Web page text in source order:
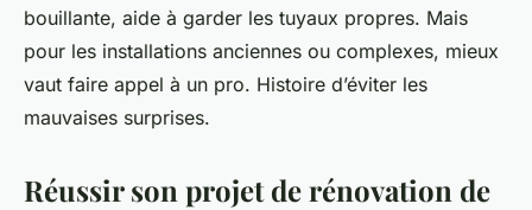
bouillante, aide à garder les tuyaux propres. Mais
pour les installations anciennes ou complexes, mieux
vaut faire appel à un pro. Histoire d’éviter les
mauvaises surprises.
Réussir son projet de rénovation de